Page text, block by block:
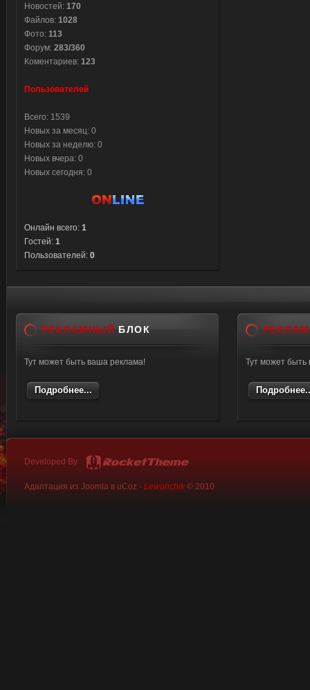
Новостей: 170
Файлов: 1028
Фото: 113
Форум: 283/360
Коментариев: 123
Пользователей
Всего: 1539
Новых за месяц: 0
Новых за неделю: 0
Новых вчера: 0
Новых сегодня: 0
Онлайн всего: 1
Гостей: 1
Пользователей: 0
РЕКЛАМНЫЙ БЛОК
Тут может быть ваша реклама!
Подробнее...
Тут может
Developed By
Адаптация из Joomla в uCoz - Lewonchik© 2010